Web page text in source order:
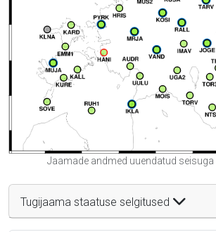
Jaamade andmed uuendatud seisuga
Tugijaama staatuse selgitused